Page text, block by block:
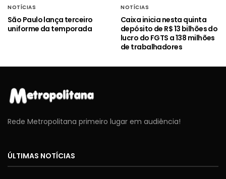
NOTÍCIAS
São Paulo lança terceiro
uniforme da temporada
NOTÍCIAS
Caixa inicia nesta quinta
depósito de R$ 13 bilhões do
lucro do FGTS a 138 milhões
de trabalhadores
Rede Metropolitana primeiro lugar em audiência!
ÚLTIMAS NOTÍCIAS